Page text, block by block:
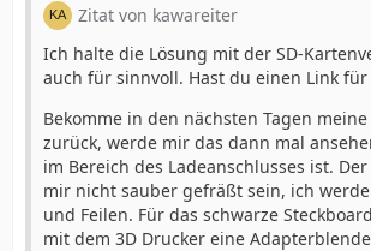
Zitat von kawareiter
Ich halte die Lösung mit der SD-
auch für sinnvoll. Hast du einen Link für
Bekomme in den nächsten Tagen
zurück, werde mir das dann mal
im Bereich des Ladeanschlusses ist.
mir nicht sauber gefräßt sein, ich
und Feilen. Für das schwarze
mit dem 3D Drucker eine